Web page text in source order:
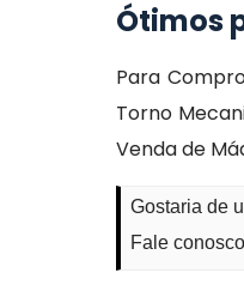
Ótimos
Para
Torno
Venda de
Gostaria de
Fale